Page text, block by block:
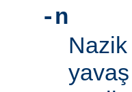
-n